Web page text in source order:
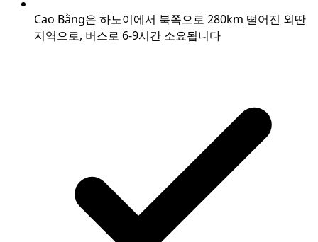
Cao Bằng은 하노이에서 북쪽으로 280km 떨어진 외딴
지역으로, 버스로 6-9시간 소요됩니다